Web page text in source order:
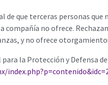
que terceras personas que
no ofrece.
y no ofrece
la Protección y Defensa de